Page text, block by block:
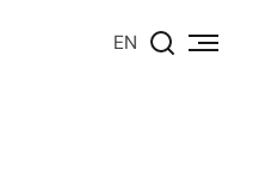
EN